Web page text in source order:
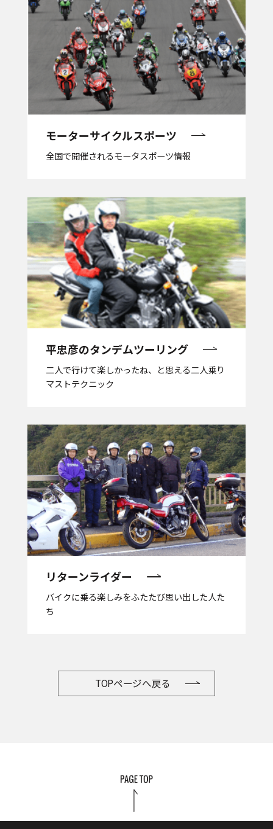
モーターサイクルスポーツ
全国で開催されるモータスポーツ情報
平忠彦のタンデムツーリング
二人で行けて楽しかったね、と思える二人乗り
マストテクニック
リターンライダー
バイクに乗る楽しみをふたたび思い出した人た
ち
TOPページへ戻る